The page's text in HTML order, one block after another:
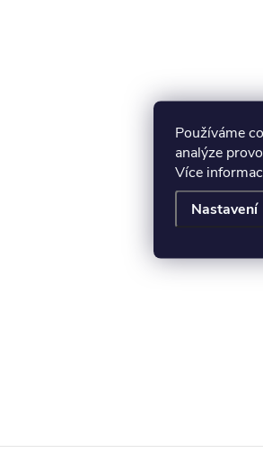
Používáme
analýze
Více
Nastavení